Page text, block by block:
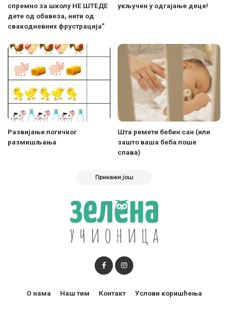
спремно за школу НЕ ШТЕДЕ
дете од обавеза, нити од
свакодневних фрустрација”
укључен у одгајање деце!
Развијање логичког
размишљања
Шта ремети бебин сан (или
зашто ваша беба лоше
спава)
Прикажи још
О нама Наш тим Контакт Услови коришћења